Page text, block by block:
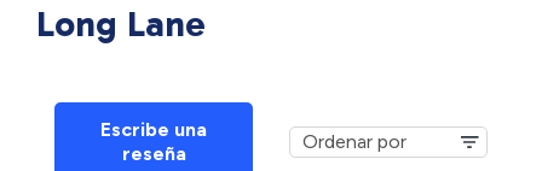
Long Lane
Escribe una
reseña